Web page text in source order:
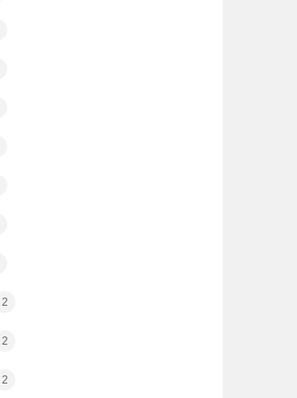
2
2
2